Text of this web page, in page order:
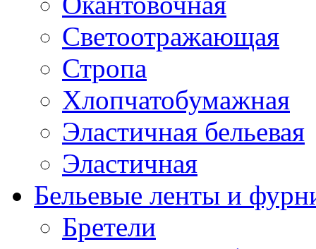
Светоотражающая
Стропа
Хлопчатобумажная
Эластичная бельевая
Эластичная
Бельевые ленты и
Бретели